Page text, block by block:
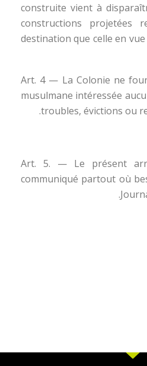
construite vient à
constructions projetées
destination que celle en
Art. 4 — La Colonie ne
musulmane intéressée
troubles, évictions ou
Art. 5. — Le présent
communiqué partout où